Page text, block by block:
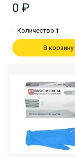
0 ₽
Количество:1
В корзину